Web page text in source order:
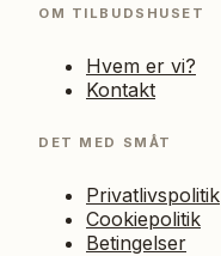
OM TILBUDSHUSET
Hvem er vi?
Kontakt
DET MED SMÅT
Privatlivspolitik
Cookiepolitik
Betingelser